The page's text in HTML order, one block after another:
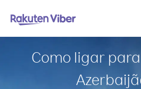
Como ligar